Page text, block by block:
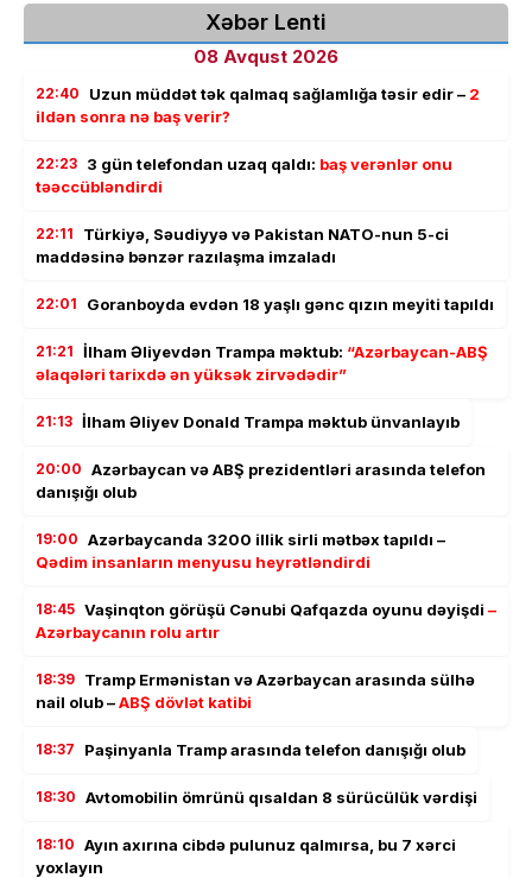
Xəbər Lenti
08 Avqust 2026
22:40 Uzun müddət tək qalmaq sağlamlığa təsir edir – 2
ildən sonra nə baş verir?
22:23 3 gün telefondan uzaq qaldı: baş verənlər onu
təəccübləndirdi
22:11
Türkiyə, Səudiyyə və Pakistan NATO-nun 5-ci
maddəsinə bənzər razılaşma imzaladı
22:01 Goranboyda evdən 18 yaşlı gənc qızın meyiti tapıldı
21:21 İlham Əliyevdən Trampa məktub: “Azərbaycan-ABŞ
əlaqələri tarixdə ən yüksək zirvədədir”
21:13 İlham Əliyev Donald Trampa məktub ünvanlayıb
20:00 Azərbaycan və ABŞ prezidentləri arasında telefon
danışığı olub
19:00 Azərbaycanda 3200 illik sirli mətbəx tapıldı –
Qədim insanların menyusu heyrətləndirdi
18:45 Vaşinqton görüşü Cənubi Qafqazda oyunu dəyişdi –
Azərbaycanın rolu artır
18:39 Tramp Ermənistan və Azərbaycan arasında sülhə
nail olub –ABŞ dövlət katibi
18:37 Paşinyanla Tramp arasında telefon danışığı olub
18:30 Avtomobilin ömrünü qısaldan 8 sürücülük vərdişi
18:10 Ayın axırına cibdə pulunuz qalmırsa, bu 7 xərci
yoxlayın